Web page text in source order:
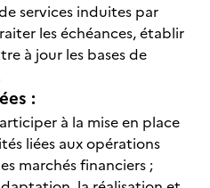
services induites par
les échéances, établir
à jour les bases de
:
à la mise en place
liées aux opérations
marchés financiers ;